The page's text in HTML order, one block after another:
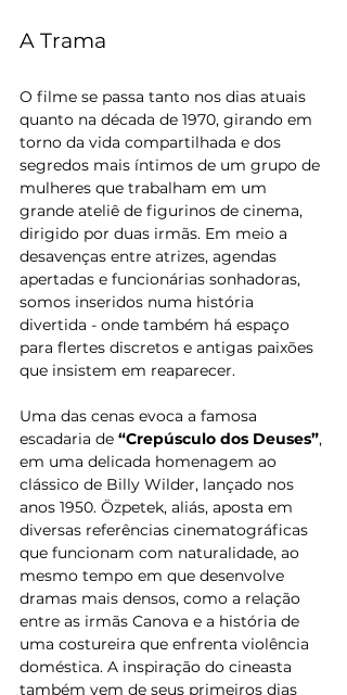
A Trama
O filme se passa tanto nos dias atuais
quanto na década de 1970, girando em
torno da vida compartilhada e dos
segredos mais íntimos de um grupo de
mulheres que trabalham em um
grande ateliê de figurinos de cinema,
dirigido por duas irmãs. Em meio a
desavenças entre atrizes, agendas
apertadas e funcionárias sonhadoras,
somos inseridos numa história
divertida - onde também há espaço
para flertes discretos e antigas paixões
que insistem em reaparecer.
Uma das cenas evoca a famosa
escadaria de “Crepúsculo dos Deuses”,
em uma delicada homenagem ao
clássico de Billy Wilder, lançado nos
anos 1950. Özpetek, aliás, aposta em
diversas referências cinematográficas
que funcionam com naturalidade, ao
mesmo tempo em que desenvolve
dramas mais densos, como a relação
entre as irmãs Canova e a história de
uma costureira que enfrenta violência
doméstica. A inspiração do cineasta
também vem de seus primeiros dias